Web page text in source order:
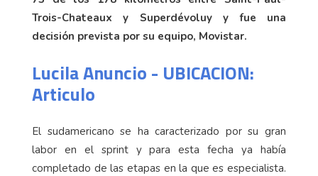
Trois-Chateaux y Superdévoluy y fue una
decisión prevista por su equipo, Movistar.
Lucila Anuncio - UBICACION:
Articulo
El sudamericano se ha caracterizado por su gran
labor en el sprint y para esta fecha ya había
completado de las etapas en la que es especialista.